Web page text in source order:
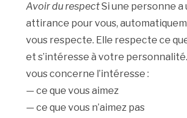
Avoir du respectSi une personne a
attirance pour vous,
vous respecte. Elle respecte ce
et s’intéresse à votre
vous concerne l’intéresse :
— ce que vous aimez
— ce que vous n’aimez pas